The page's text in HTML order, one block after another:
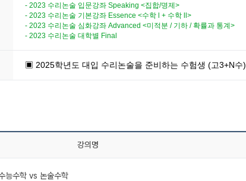
- 2023 수리논술 입문강좌 Speaking <집합/명제>
- 2023 수리논술 기본강좌 Essence <수학 l + 수학 ll>
- 2023 수리논술 심화강좌 Advanced <미적분 / 기하 / 확률과 통계>
- 2023 수리논술 대학별 Final
▣ 2025학년도 대입 수리논술을 준비하는 수험생 (고3+N수)
강의명
능수학 vs 논술수학